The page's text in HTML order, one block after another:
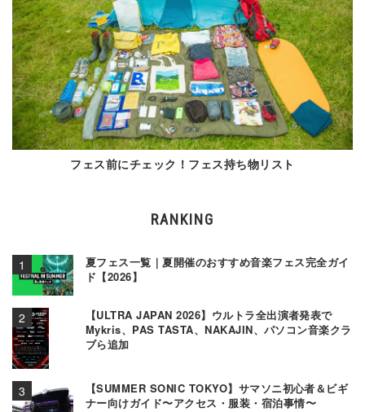
フェス前にチェック！フェス持ち物リスト
RANKING
夏フェス一覧｜夏開催のおすすめ音楽フェス完全ガイ
ド【2026】
【ULTRA JAPAN 2026】ウルトラ全出演者発表で
Mykris、PAS TASTA、NAKAJIN、パソコン音楽クラ
ブら追加
【SUMMER SONIC TOKYO】サマソニ初心者＆ビギ
ナー向けガイド〜アクセス・服装・宿泊事情〜